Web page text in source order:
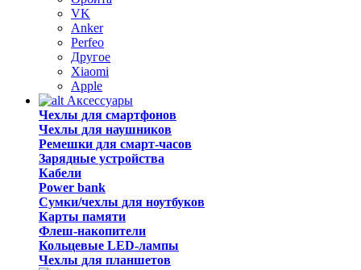
VK
Anker
Perfeo
Другое
Xiaomi
Apple
Аксессуары
Чехлы для смартфонов
Чехлы для наушников
Ремешки для смарт-часов
Зарядные устройства
Кабели
Power bank
Сумки/чехлы для ноутбуков
Карты памяти
Флеш-накопители
Кольцевые LED-лампы
Чехлы для планшетов